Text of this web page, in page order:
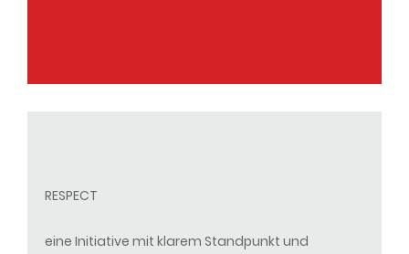
RESPECT
eine Initiative mit klarem Standpunkt und